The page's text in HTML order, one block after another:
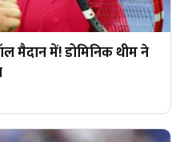
मैदान में! डोमिनिक थीम ने